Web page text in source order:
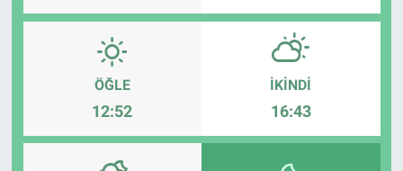
ÖĞLE
12:52
İKINDI
16:43